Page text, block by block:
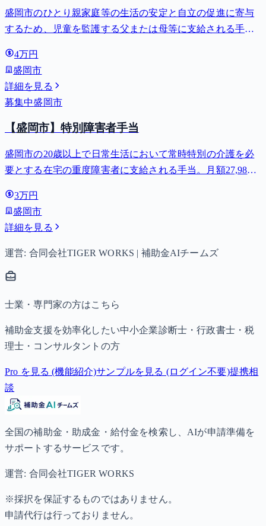
盛岡市のひとり親家庭等の生活の安定と自立の促進に寄与
するため、児童を監護する父または母等に支給される手
4万円
盛岡市
詳細を見る
募集中盛岡市
【盛岡市】特別障害者手当
盛岡市の20歳以上で日常生活において常時特別の介護を必
要とする在宅の重度障害者に支給される手当。月額27,980
3万円
盛岡市
詳細を見る
運営: 合同会社TIGER WORKS | 補助金AIチームズ
士業・専門家の方はこちら
補助金支援を効率化したい中小企業診断士・行政書士・税
理士・コンサルタントの方
Pro を見る (機能紹介)サンプルを見る (ログイン不要)提携相
談
全国の補助金・助成金・給付金を検索し、AIが申請準備を
サポートするサービスです。
運営: 合同会社TIGER WORKS
※採択を保証するものではありません。
申請代行は行っておりません。